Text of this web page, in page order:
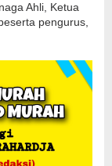
Ahli, Ketua
pengurus,